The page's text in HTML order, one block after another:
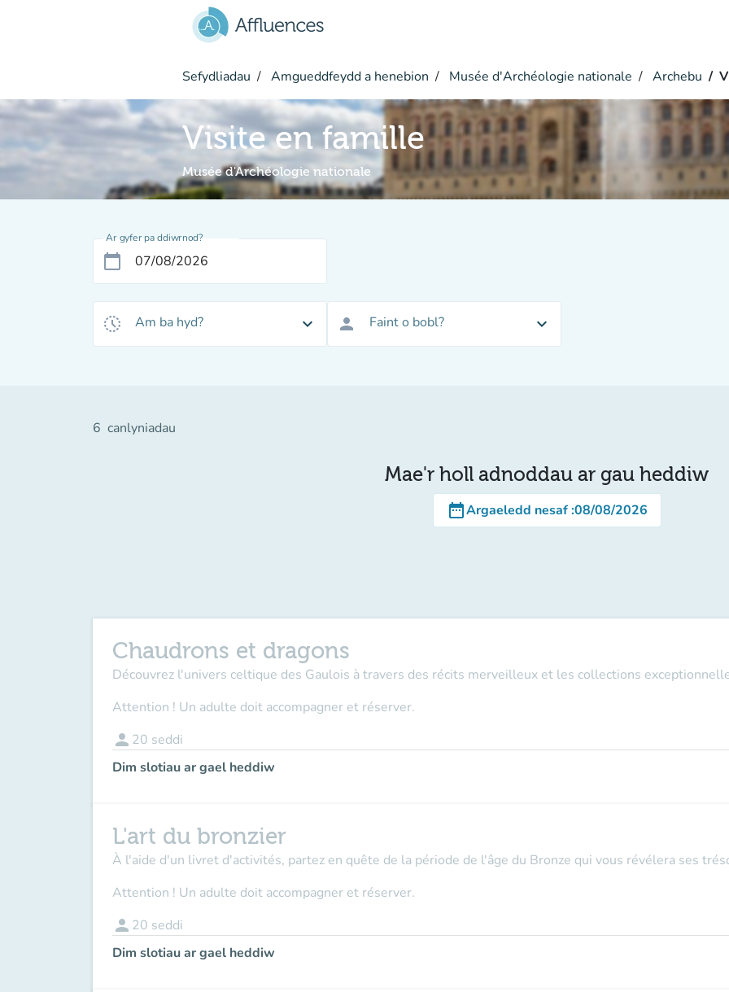
Sefydliadau Amgueddfeydd a henebion Musée d'Archéologie nationale Archebu
Visite en famille
Musée d'Archéologie nationale
Ar gyfer pa ddiwrnod?
calendar_today
history_toggle_off Am ba hyd? expand_more person Faint o bobl? expand_more
6 canlyniadau
Mae'r holl adnoddau ar gau heddiw
date_rangeArgaeledd nesaf:08/08/2026
Chaudrons et dragons
Découvrez l'univers celtique des Gaulois à travers des récits merveilleux et les collections
Attention ! Un adulte doit accompagner et réserver.
person 20 seddi
Dim slotiau ar gael heddiw
L'art du bronzier
À l'aide d'un livret d'activités, partez en quête de la période de l'âge du Bronze qui vous révélera ses
Attention ! Un adulte doit accompagner et réserver.
person 20 seddi
Dim slotiau ar gael heddiw